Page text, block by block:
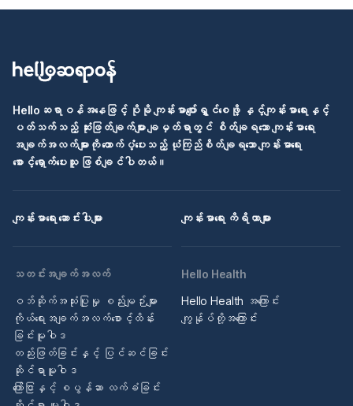
Helloဆရာဝန်အနေဖြင့် ပိုမို ကျန်းမာပျော်ရွှင်စေဖို့ နှင့်ကျန်းမာရေးနှင့်
ပတ်သက်သည့် ဆုံးဖြတ်ချက်များ ချမှတ်ရာတွင် စိတ်ချရသော ကျန်းမာရေး
အချက်အလက်များကို ထောက်ပံ့ပေးသည့် ယုံကြည်စိတ်ချရသော ကျန်းမာရေး
စောင့်ရှောက်ပေးသူ ဖြစ်ချင်ပါတယ်။
ကျန်းမာရေး ဆောင်းပါးများ ကျန်းမာရေး ကိရိယာများ
သတင်းအချက်အလက်
ဝဘ်ဆိုက်အသုံးပြုမှု စည်းမျဉ်းများ
ကိုယ်ရေးအချက်အလက်စောင့်ထိန်း
ခြင်းမူဝါဒ
တည်းဖြတ်ခြင်းနှင့် ပြင်ဆင်ခြင်း
ဆိုင်ရာမူဝါဒ
ကြော်ငြာနှင့် စပွန်ဆာ လက်ခံခြင်း
Hello Health
Hello Health အကြောင်း
ကျွန်ုပ်တို့အကြောင်း